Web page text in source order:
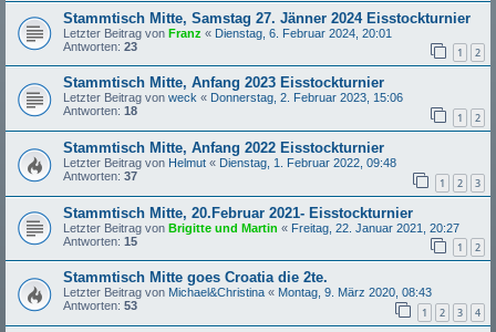
Stammtisch Mitte, Samstag 27. Jänner 2024 Eisstockturnier
Letzter Beitrag von Franz « Dienstag, 6. Februar 2024, 20:01
Antworten: 23 1 2
Stammtisch Mitte, Anfang 2023 Eisstockturnier
Letzter Beitrag von weck « Donnerstag, 2. Februar 2023, 15:06
Antworten: 18 1 2
Stammtisch Mitte, Anfang 2022 Eisstockturnier
Letzter Beitrag von Helmut « Dienstag, 1. Februar 2022, 09:48
Antworten: 37 1 2 3
Stammtisch Mitte, 20.Februar 2021- Eisstockturnier
Letzter Beitrag von Brigitte und Martin « Freitag, 22. Januar 2021, 20:27
Antworten: 15 1 2
Stammtisch Mitte goes Croatia die 2te.
Letzter Beitrag von Michael&Christina « Montag, 9. März 2020, 08:43
Antworten: 53 1 2 3 4